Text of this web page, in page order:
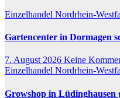
Einzelhandel Nordrhein-
Gartencenter in Dormagen
7. August 2026 Keine
Einzelhandel Nordrhein-
Growshop in